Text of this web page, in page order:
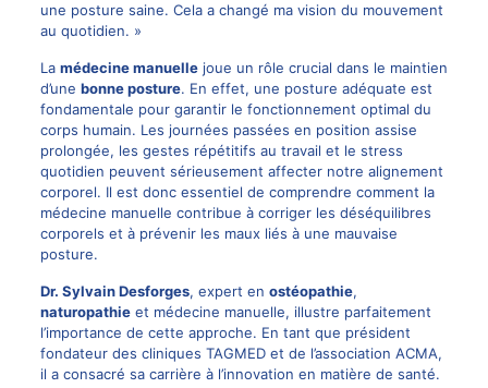
une posture saine. Cela a changé ma vision du mouvement
au quotidien. »
La médecine manuellejoue un rôle crucial dans le maintien
d’une bonne posture. En effet, une posture adéquate est
fondamentale pour garantir le fonctionnement optimal du
corps humain. Les journées passées en position assise
prolongée, les gestes répétitifs au travail et le stress
quotidien peuvent sérieusement affecter notre alignement
corporel. Il est donc essentiel de comprendre comment la
médecine manuelle contribue à corriger les déséquilibres
corporels et à prévenir les maux liés à une mauvaise
posture.
Dr. Sylvain Desforges, expert en ostéopathie,
naturopathieet médecine manuelle, illustre parfaitement
l’importance de cette approche. En tant que président
fondateur des cliniques TAGMED et de l’association ACMA,
il a consacré sa carrière à l’innovation en matière de santé.